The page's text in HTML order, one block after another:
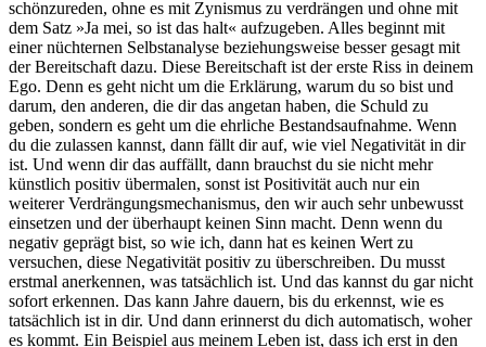
schönzureden, ohne es mit Zynismus zu verdrängen und ohne mit
dem Satz »Ja mei, so ist das halt« aufzugeben. Alles beginnt mit
einer nüchternen Selbstanalyse beziehungsweise besser gesagt mit
der Bereitschaft dazu. Diese Bereitschaft ist der erste Riss in deinem
Ego. Denn es geht nicht um die Erklärung, warum du so bist und
darum, den anderen, die dir das angetan haben, die Schuld zu
geben, sondern es geht um die ehrliche Bestandsaufnahme. Wenn
du die zulassen kannst, dann fällt dir auf, wie viel Negativität in dir
ist. Und wenn dir das auffällt, dann brauchst du sie nicht mehr
künstlich positiv übermalen, sonst ist Positivität auch nur ein
weiterer Verdrängungsmechanismus, den wir auch sehr unbewusst
einsetzen und der überhaupt keinen Sinn macht. Denn wenn du
negativ geprägt bist, so wie ich, dann hat es keinen Wert zu
versuchen, diese Negativität positiv zu überschreiben. Du musst
erstmal anerkennen, was tatsächlich ist. Und das kannst du gar nicht
sofort erkennen. Das kann Jahre dauern, bis du erkennst, wie es
tatsächlich ist in dir. Und dann erinnerst du dich automatisch, woher
es kommt. Ein Beispiel aus meinem Leben ist, dass ich erst in den